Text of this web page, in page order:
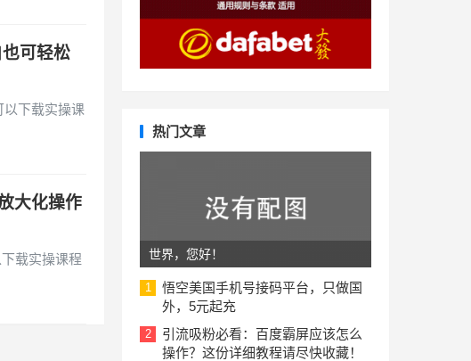
可轻松
以下载实操课
大化操作
载实操课程
热门文章
世界，您好！
1
悟空美国手机号接码平台，只做国
外，5元起充
2
引流吸粉必看：百度霸屏应该怎么
操作？这份详细教程请尽快收藏！